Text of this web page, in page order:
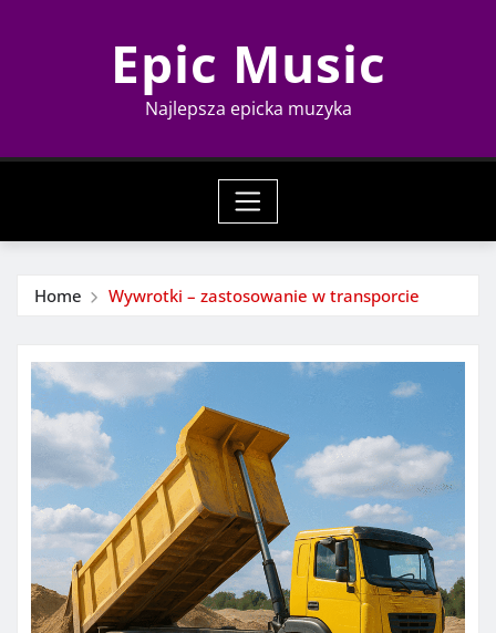
Epic Music
Najlepsza epicka muzyka
Home Wywrotki – zastosowanie w transporcie